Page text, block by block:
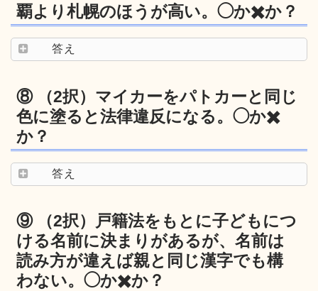
覇より札幌のほうが高い。◯か✖️か？
答え
⑧ （2択）マイカーをパトカーと同じ
色に塗ると法律違反になる。◯か✖️
か？
答え
⑨ （2択）戸籍法をもとに子どもにつ
ける名前に決まりがあるが、名前は
読み方が違えば親と同じ漢字でも構
わない。◯か✖️か？